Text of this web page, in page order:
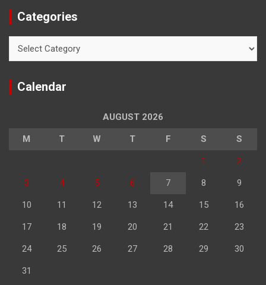
Categories
Calendar
AUGUST 2026
M T W T F S S
1 2
3 4 5 6 7 8 9
10 11 12 13 14 15 16
17 18 19 20 21 22 23
24 25 26 27 28 29 30
31